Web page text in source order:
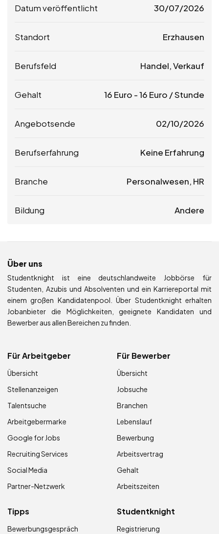
Datum veröffentlicht 30/07/2026
Standort Erzhausen
Berufsfeld Handel, Verkauf
Gehalt 16 Euro -16 Euro / Stunde
Angebotsende 02/10/2026
Berufserfahrung Keine Erfahrung
Branche Personalwesen, HR
Bildung Andere
Über uns
Studentknight ist eine deutschlandweite Jobbörse für
Studenten, Azubis und Absolventen und ein Karriereportal mit
einem großen Kandidatenpool. Über Studentknight erhalten
Jobanbieter die Möglichkeiten, geeignete Kandidaten und
Bewerber aus allen Bereichen zu finden.
Für Arbeitgeber
Übersicht
Stellenanzeigen
Talentsuche
Arbeitgebermarke
Google for Jobs
Recruiting Services
Social Media
Partner-Netzwerk
Für Bewerber
Übersicht
Jobsuche
Branchen
Lebenslauf
Bewerbung
Arbeitsvertrag
Gehalt
Arbeitszeiten
Tipps
Bewerbungsgespräch
Studentknight
Registrierung